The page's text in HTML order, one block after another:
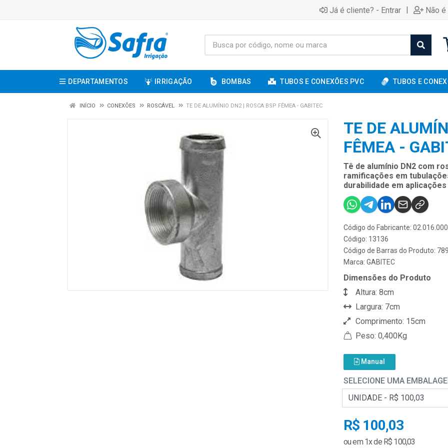
Já é cliente? - Entrar | Não
DEPARTAMENTOS IRRIGAÇÃO BOMBAS TUBOS E CONEXÕES PVC TUBOS E
INÍCIO CONEXÕES ROSCÁVEL TE DE ALUMÍNIO DN2 | ROSCA BSP FÊMEA - GABITEC
TE DE
FÊMEA -
Tê de alumínio DN2 com
ramificações em
durabilidade em
Código do Fabricante:
Código: 13136
Código de Barras do Produto:
Marca: GABITEC
Dimensões do Produto
Altura: 8cm
Largura: 7cm
Comprimento: 15cm
Peso: 0,400Kg
Manual
SELECIONE UMA
R$ 100,03
ou em 1x de R$ 100,03